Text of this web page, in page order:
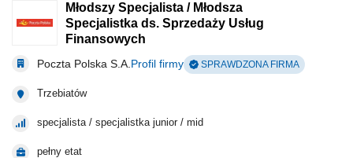
Młodszy Specjalista / Młodsza
Specjalistka ds. Sprzedaży Usług
Finansowych
Poczta Polska S.A. Profil firmy SPRAWDZONA FIRMA
Trzebiatów
specjalista / specjalistka junior / mid
pełny etat